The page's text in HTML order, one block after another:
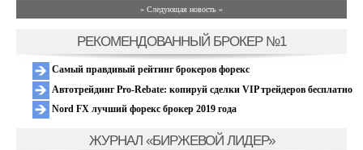
» Следующая новость »
РЕКОМЕНДОВАННЫЙ БРОКЕР №1
Самый правдивый рейтинг брокеров форекс
Автотрейдинг Pro-Rebate: копируй сделки VIP трейдеров бесплатно
Nord FX лучший форекс брокер 2019 года
ЖУРНАЛ «БИРЖЕВОЙ ЛИДЕР»